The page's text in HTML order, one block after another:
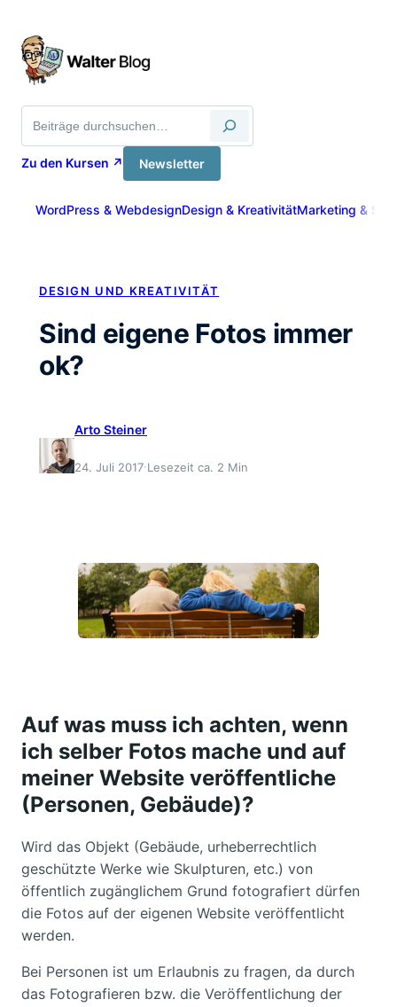
Inhalt
springen
Zu den Kursen ↗ Newsletter
WordPress & WebdesignDesign & KreativitätMarketing &
DESIGN UND KREATIVITÄT
Sind eigene Fotos immer
ok?
Arto Steiner
24. Juli 2017·Lesezeit ca. 2 Min
Auf was muss ich achten, wenn
ich selber Fotos mache und auf
meiner Website veröffentliche
(Personen, Gebäude)?
Wird das Objekt (Gebäude, urheberrechtlich
geschützte Werke wie Skulpturen, etc.) von
öffentlich zugänglichem Grund fotografiert dürfen
die Fotos auf der eigenen Website veröffentlicht
werden.
Bei Personen ist um Erlaubnis zu fragen, da durch
das Fotografieren bzw. die Veröffentlichung der